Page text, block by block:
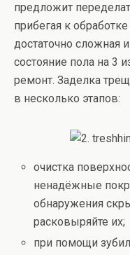
предложит
прибегая к
достаточно сложная
состояние пола на 3
ремонт. Заделка
в несколько этапов:
очистка
ненадёжные
обнаружения
расковыряйте их;
при помощи